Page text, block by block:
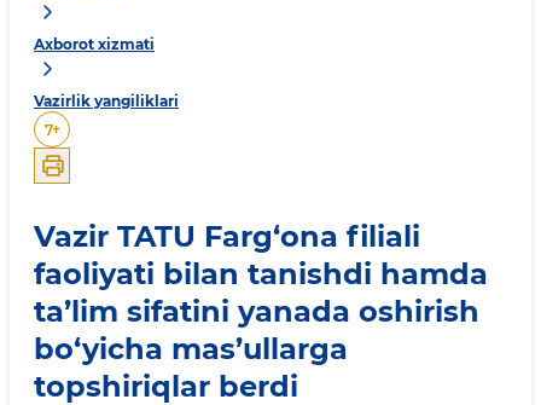
Axborot xizmati
Vazirlik yangiliklari
7+
Vazir TATU Farg‘ona filiali
faoliyati bilan tanishdi hamda
ta’lim sifatini yanada oshirish
bo‘yicha mas’ullarga
topshiriqlar berdi